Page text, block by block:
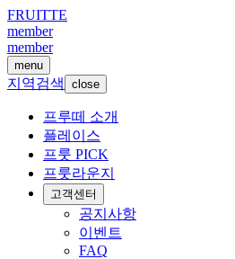
FRUITTE
member
member
menu
지역검색 close
프루떼 소개
플레이스
프룻 PICK
프룻라운지
고객센터
공지사항
이벤트
FAQ